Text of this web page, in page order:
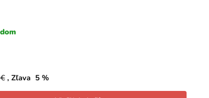
Zľava 5%